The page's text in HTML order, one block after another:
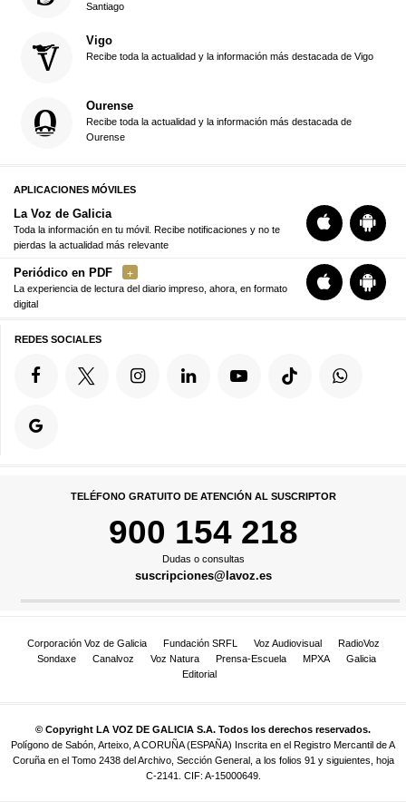
Santiago
Vigo
Recibe toda la actualidad y la información más destacada de Vigo
Ourense
Recibe toda la actualidad y la información más destacada de
Ourense
APLICACIONES MÓVILES
La Voz de Galicia
Toda la información en tu móvil. Recibe notificaciones y no te
pierdas la actualidad más relevante
Periódico en PDF
La experiencia de lectura del diario impreso, ahora, en formato
digital
REDES SOCIALES
TELÉFONO GRATUITO DE ATENCIÓN AL SUSCRIPTOR
900 154 218
Dudas o consultas
suscripciones@lavoz.es
Corporación Voz de Galicia Fundación SRFL Voz Audiovisual
RadioVoz
Sondaxe
Canalvoz Voz Natura Prensa-Escuela MPXA
Galicia
Editorial
© Copyright LA VOZ DE GALICIA S.A. Todos los derechos reservados.
Polígono de Sabón, Arteixo, A CORUÑA (ESPAÑA) Inscrita en el Registro Mercantil de A
Coruña en el Tomo 2438 del Archivo, Sección General, a los folios 91 y siguientes, hoja
C-2141. CIF: A-15000649.